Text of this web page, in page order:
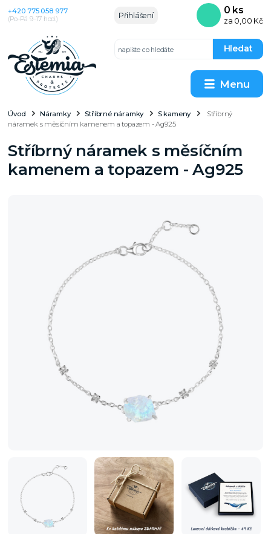
Menu
Přihlášení
Hledat
+420 775 058 977
(Po–Pá 9–17 hod.)
0 ks
za 0,00 Kč
Úvod Náramky Stříbrné náramky S kameny
Stříbrný
náramek s měsíčním kamenem a topazem - Ag925
Stříbrný náramek s měsíčním
kamenem a topazem - Ag925